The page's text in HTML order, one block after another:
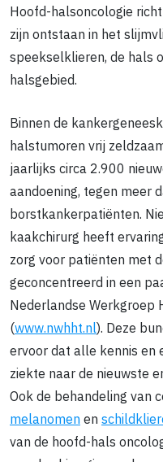
Hoofd-halsoncologie
zijn ontstaan in het
speekselklieren, de hals
halsgebied.
Binnen de
halstumoren vrij
jaarlijks circa 2.900
aandoening, tegen meer
borstkankerpatiënten.
kaakchirurg heeft
zorg voor patiënten met
geconcentreerd in een
Nederlandse Werkgroep
(www.nwhht.nl). Deze
ervoor dat alle kennis en
ziekte naar de nieuwste
Ook de behandeling van
melanomenen
van de hoofd-hals